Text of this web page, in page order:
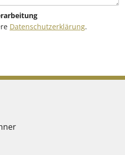
Datenschutzerklärung.